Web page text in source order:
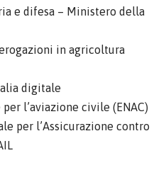
e difesa – Ministero della
in agricoltura
digitale
l’aviazione civile (ENAC)
per l’Assicurazione contro